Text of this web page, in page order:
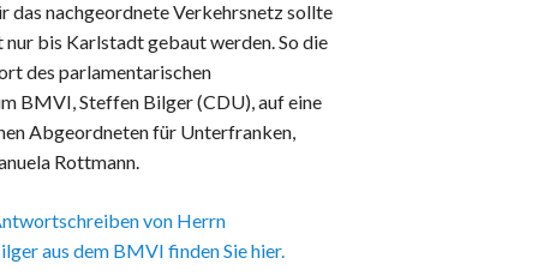
Spende für den Verein
Vereinsmitglied werden
Impressum
Datenschutz
Haftungsausschluss
Nutzungsbedingungen
das nachgeordnete Verkehrsnetz sollte
bis Karlstadt gebaut werden. So die
des parlamentarischen
BMVI, Steffen Bilger (CDU), auf eine
Abgeordneten für Unterfranken,
Rottmann.
von Herrn
aus dem BMVI finden Sie hier.